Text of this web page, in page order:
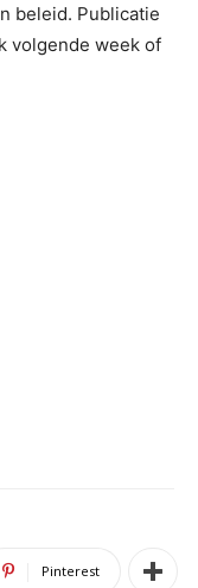
beleid. Publicatie
volgende week of
Pinterest